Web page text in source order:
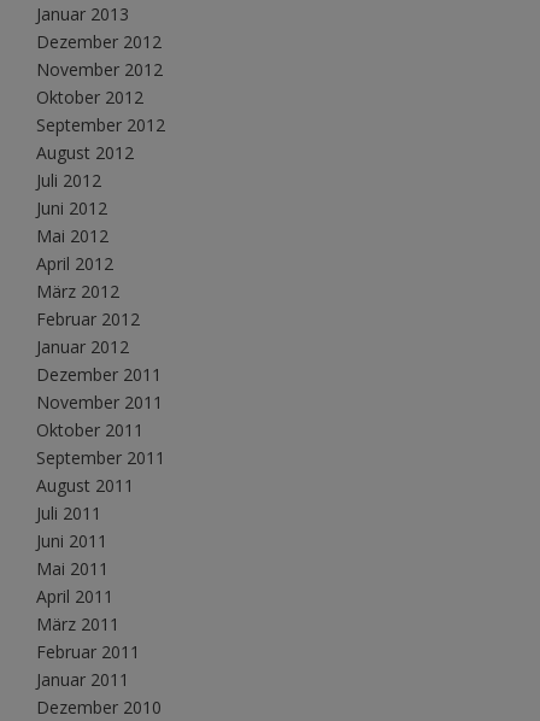
Januar 2013
Dezember 2012
November 2012
Oktober 2012
September 2012
August 2012
Juli 2012
Juni 2012
Mai 2012
April 2012
März 2012
Februar 2012
Januar 2012
Dezember 2011
November 2011
Oktober 2011
September 2011
August 2011
Juli 2011
Juni 2011
Mai 2011
April 2011
März 2011
Februar 2011
Januar 2011
Dezember 2010